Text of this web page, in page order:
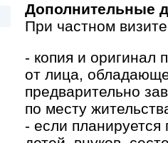
Дополнительные
При частном
- копия и оригинал
от лица,
предварительно
по месту
- если планируется